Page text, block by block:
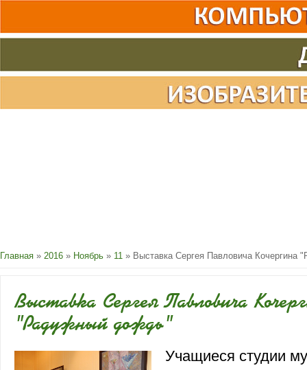
Главная » 2016 » Ноябрь » 11 » Выставка Сергея Павловича Кочергина
Выставка Сергея Павловича
"Радужный дождь"
Учащиеся студии